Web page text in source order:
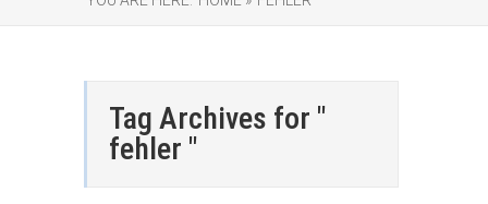
Tag Archives for "
fehler "